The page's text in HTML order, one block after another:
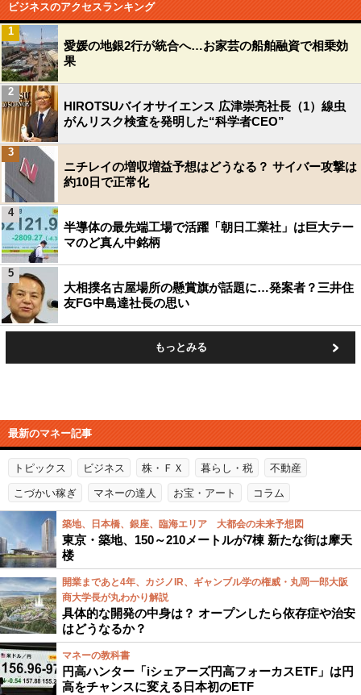
ビジネスのアクセスランキング
愛媛の地銀2行が統合へ…お家芸の船舶融資で相乗効
果
1
HIROTSUバイオサイエンス 広津崇亮社長（1）線虫
がんリスク検査を発明した“科学者CEO”
2
ニチレイの増収増益予想はどうなる？ サイバー攻撃は
約10日で正常化
3
半導体の最先端工場で活躍「朝日工業社」は巨大テー
マのど真ん中銘柄
4
大相撲名古屋場所の懸賞旗が話題に…発案者？三井住
友FG中島達社長の思い
5
もっとみる
最新のマネー記事
トピックス ビジネス 株・ＦＸ 暮らし・税 不動産
こづかい稼ぎ マネーの達人 お宝・アート コラム
築地、日本橋、銀座、臨海エリア 大都会の未来予想図
東京・築地、150～210メートルが7棟 新たな街は摩天
楼
開業まであと4年、カジノIR、ギャンブル学の権威・丸岡一郎大阪
商大学長が丸わかり解説
具体的な開発の中身は？ オープンしたら依存症や治安
はどうなるか？
マネーの教科書
円高ハンター「iシェアーズ円高フォーカスETF」は円
高をチャンスに変える日本初のETF